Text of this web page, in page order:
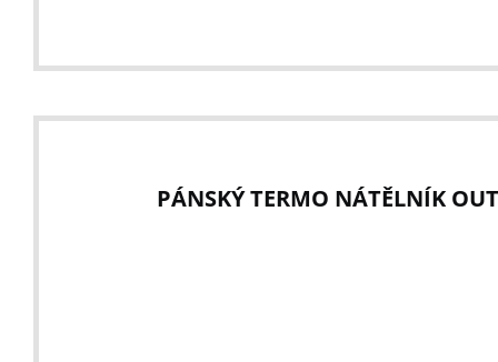
PÁNSKÝ TERMO NÁTĚLNÍK